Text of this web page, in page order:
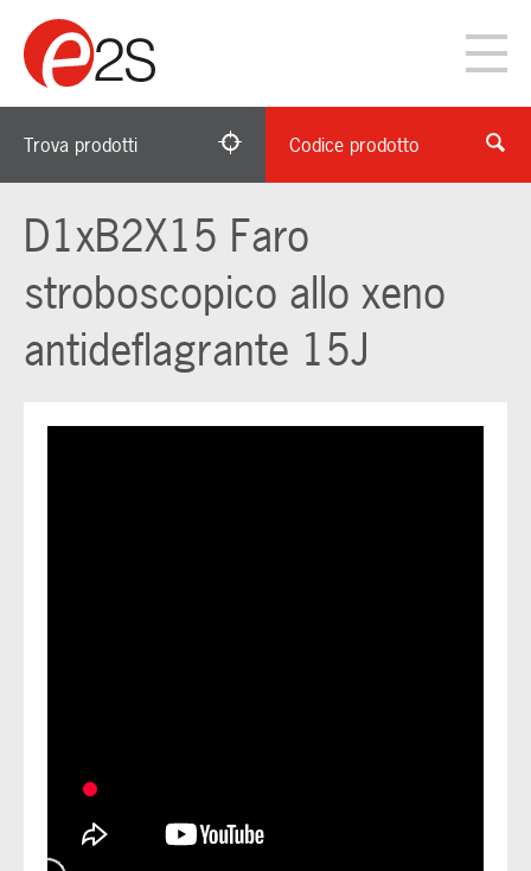
Trova prodotti Codice prodotto
D1xB2X15 Faro
stroboscopico allo xeno
antideflagrante 15J